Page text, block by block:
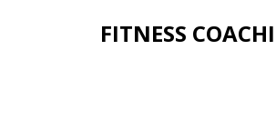
FITNESS